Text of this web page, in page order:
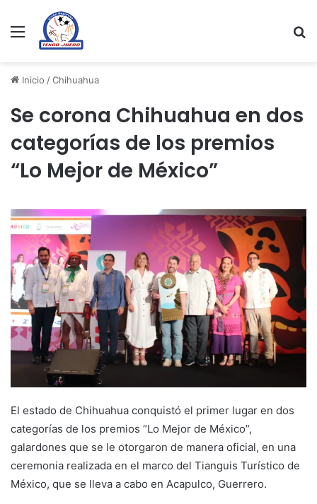
Menu
Inicio /Chihuahua
Se corona Chihuahua en dos
categorías de los premios
“Lo Mejor de México”
El estado de Chihuahua conquistó el primer lugar en dos
categorías de los premios “Lo Mejor de México”,
galardones que se le otorgaron de manera oficial, en una
ceremonia realizada en el marco del Tianguis Turístico de
México, que se lleva a cabo en Acapulco, Guerrero.